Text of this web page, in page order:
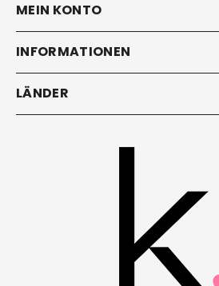
MEIN KONTO
INFORMATIONEN
LÄNDER